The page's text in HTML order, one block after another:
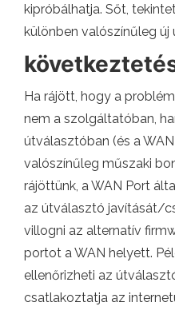
kipróbálhatja. Sőt,
különben valószínűleg
Ha rájött, hogy a
nem a szolgáltatóban,
útválasztóban (és a
valószínűleg műszaki
rájöttünk, a WAN Port
az útválasztó javítását/
villogni az alternatív
portot a WAN helyett.
ellenőrizheti az
csatlakoztatja az